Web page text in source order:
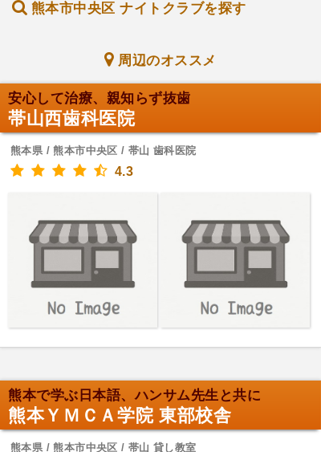
熊本市中央区 ナイトクラブを探す
周辺のオススメ
安心して治療、親知らず抜歯
帯山西歯科医院
熊本県 / 熊本市中央区 / 帯山 歯科医院
4.3
熊本で学ぶ日本語、ハンサム先生と共に
熊本ＹＭＣＡ学院 東部校舎
熊本県 / 熊本市中央区 / 帯山 貸し教室